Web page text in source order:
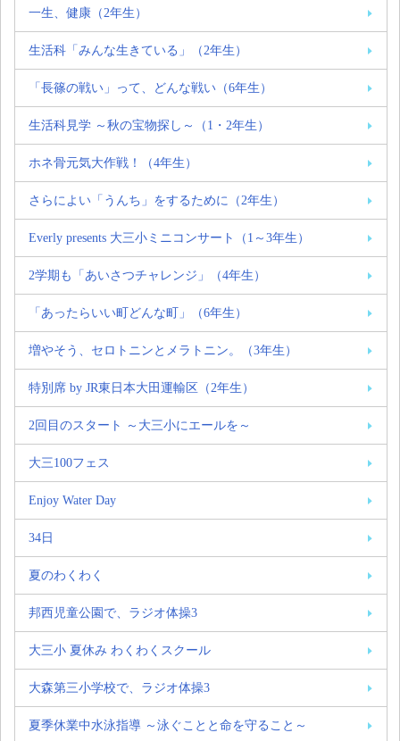
一生、健康（2年生）
生活科「みんな生きている」（2年生）
「長篠の戦い」って、どんな戦い（6年生）
生活科見学 ～秋の宝物探し～（1・2年生）
ホネ骨元気大作戦！（4年生）
さらによい「うんち」をするために（2年生）
Everly presents 大三小ミニコンサート（1～3年生）
2学期も「あいさつチャレンジ」（4年生）
「あったらいい町どんな町」（6年生）
増やそう、セロトニンとメラトニン。（3年生）
特別席 by JR東日本大田運輸区（2年生）
2回目のスタート ～大三小にエールを～
大三100フェス
Enjoy Water Day
34日
夏のわくわく
邦西児童公園で、ラジオ体操3
大三小 夏休み わくわくスクール
大森第三小学校で、ラジオ体操3
夏季休業中水泳指導 ～泳ぐことと命を守ること～